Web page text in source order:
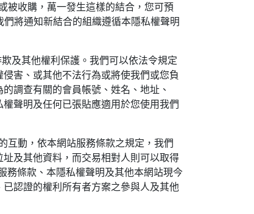
被收購，萬一發生這樣的結合，您可預
將通知新結合的組織遵循本隱私權聲明
及其他權利保護。我們可以依法令規定
害、或其他不法行為或將使我們或您負
調查有關的會員帳號、姓名、地址、
聲明及任何已張貼應適用於您使用我們
動，依本網站服務條款之規定，我們
及其他資料，而交易相對人則可以取得
務條款、本隱私權聲明及其他本網站現今
認證的權利所有者方案之參與人及其他